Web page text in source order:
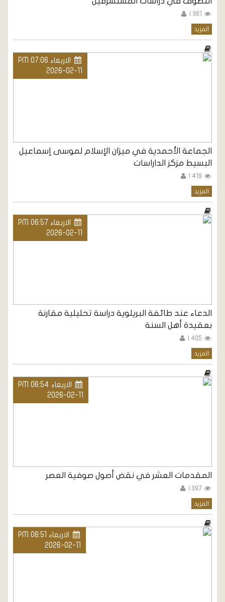
المزيد
الاربعاء PM 07:06
2026-02-11
الجماعة الأحمدية في ميزان الإسلام لموسى إسماعيل
البسيط مزكز الداراسات
المزيد
الاربعاء PM 06:57
2026-02-11
الدعاء عند طائفة البريلوية دراسة تحليلية مقارنة
بعقيدة أهل السنة
المزيد
الاربعاء PM 06:54
2026-02-11
المقدمات العشر في نقض أصول صوفية العصر
المزيد
الاربعاء PM 06:51
2026-02-11